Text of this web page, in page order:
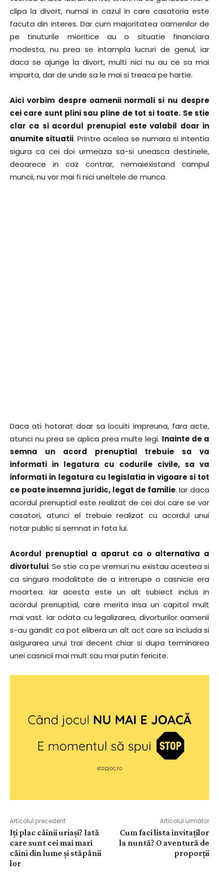
clipa la divort, numai in cazul in care casatoria este
facuta din interes. Dar cum majoritatea oamenilor de
pe tinuturile mioritice au o situatie financiara
modesta, nu prea se intampla lucruri de genul, iar
daca se ajunge la divort, multi nici nu au ce sa mai
imparta, dar de unde sa le mai si treaca pe hartie.
Aici vorbim despre oamenii normali si nu despre
cei care sunt plini sau pline de tot si toate. Se stie
clar ca si acordul prenupial este valabil doar in
anumite situatii. Printre acelea se numara si intentia
sigura ca cei doi urmeaza sa-si uneasca destinele,
deoarece in caz contrar, nemaiexistand campul
muncii, nu vor mai fi nici uneltele de munca.
Daca ati hotarat doar sa locuiti impreuna, fara acte,
atunci nu prea se aplica prea multe legi. Inainte de a
semna un acord prenuptial trebuie sa va
informati in legatura cu codurile civile, sa va
informati in legatura cu legislatia in vigoare si tot
ce poate insemna juridic, legat de familie. Iar daca
acordul prenuptial este realizat de cei doi care se vor
casatori, atunci el trebuie realizat cu acordul unui
notar public si semnat in fata lui.
Acordul prenuptial a aparut ca o alternativa a
divortului. Se stie ca pe vremuri nu existau acestea si
ca singura modalitate de a intrerupe o casnicie era
moartea. Iar acesta este un alt subiect inclus in
acordul prenuptial, care merita insa un capitol mult
mai vast. Iar odata cu legalizarea, divorturilor oamenii
s-au gandit ca pot elibera un alt act care sa includa si
asigurarea unui trai decent chiar si dupa terminarea
unei casnicii mai mult sau mai putin fericite.
Articolul precedent
Iți plac câinii uriași? Iată
care sunt cei mai mari
câini din lume și stăpânii
lor
Articolul următor
Cum faci lista invitaților
la nuntă? O aventură de
proporții